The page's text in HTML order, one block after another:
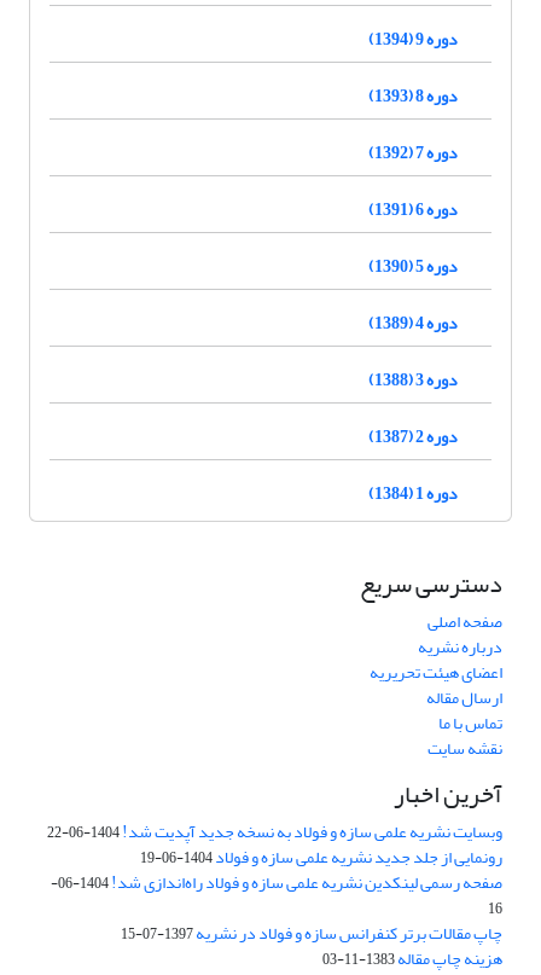
دوره 9 (1394)
دوره 8 (1393)
دوره 7 (1392)
دوره 6 (1391)
دوره 5 (1390)
دوره 4 (1389)
دوره 3 (1388)
دوره 2 (1387)
دوره 1 (1384)
دسترسی سریع
صفحه اصلی
درباره نشریه
اعضای هیئت تحریریه
ارسال مقاله
تماس با ما
نقشه سایت
آخرین اخبار
وبسایت نشریه علمی سازه و فولاد به نسخه جدید آپدیت شد!1404-06-22
رونمایی از جلد جدید نشریه علمی سازه و فولاد1404-06-19
صفحه رسمی لینکدین نشریه علمی سازه و فولاد راه‌اندازی شد!
1404-06-
16
چاپ مقالات برتر کنفرانس سازه و فولاد در نشریه1397-07-15
هزینه چاپ مقاله1383-11-03